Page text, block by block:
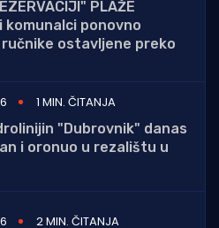
PLAŽE
komunalci ponovno
ostavljene preko
1 MIN. ČITANJA
"Dubrovnik" danas
i oronuo u rezalištu u
2 MIN. ČITANJA